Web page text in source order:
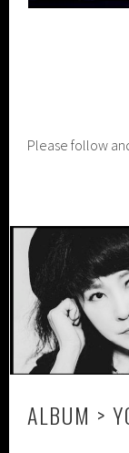
Please follow
ALBUM >